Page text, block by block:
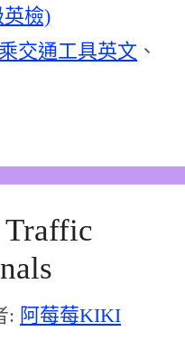
英檢)
交通工具英文 、
: 阿莓莓KIKI